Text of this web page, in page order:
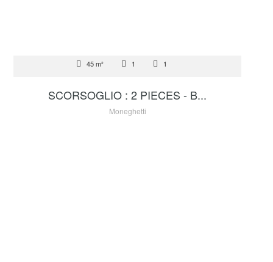
45 m² 1 1
SCORSOGLIO : 2 PIECES - B...
Moneghetti